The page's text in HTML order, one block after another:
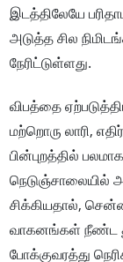
இடத்திலேயே
அடுத்த சில
நேரிட்டுள்ளது.
விபத்தை
மற்றொரு லாரி,
பின்புறத்தில்
நெடுஞ்சாலையில்
சிக்கியதால்,
வாகனங்கள் நீண்ட
போக்குவரத்து